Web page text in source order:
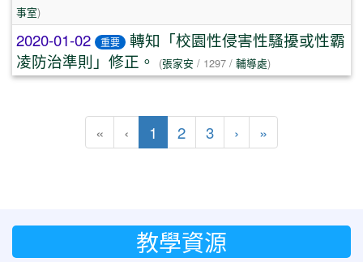
事室)
2020-01-02 重要
轉知「校園性侵害性騷擾或性霸
凌防治準則」修正。
(張家安 / 1297 / 輔導處)
« ‹ 1 (目前頁次)
2 3 › 下一頁
»
教學資源